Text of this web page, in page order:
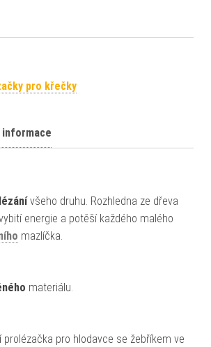
pro křečky
informace
všeho druhu. Rozhledna ze dřeva
energie a potěší každého malého
mazlíčka.
materiálu.
pro hlodavce se žebříkem ve